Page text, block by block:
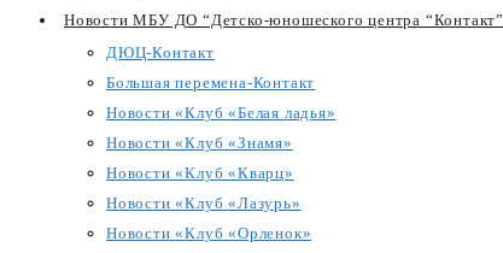
Новости МБУ ДО “Детско-юношеского центра “Контакт”
ДЮЦ-Контакт
Большая перемена-Контакт
Новости «Клуб «Белая ладья»
Новости «Клуб «Знамя»
Новости «Клуб «Кварц»
Новости «Клуб «Лазурь»
Новости «Клуб «Орленок»